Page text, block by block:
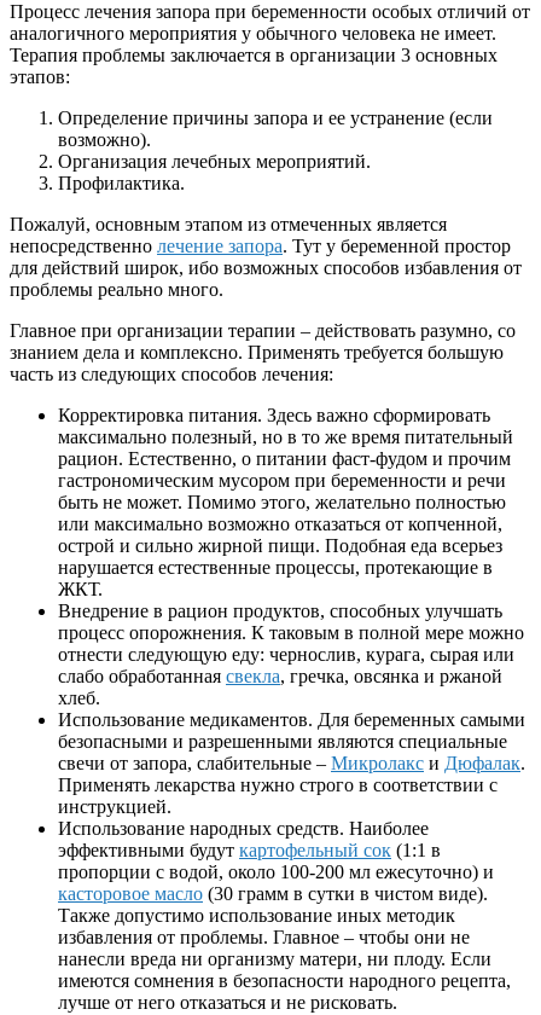
Процесс лечения запора при беременности особых отличий от
аналогичного мероприятия у обычного человека не имеет.
Терапия проблемы заключается в организации 3 основных
этапов:
Определение причины запора и ее устранение (если
возможно).
Организация лечебных мероприятий.
Профилактика.
Пожалуй, основным этапом из отмеченных является
непосредственно лечение запора. Тут у беременной простор
для действий широк, ибо возможных способов избавления от
проблемы реально много.
Главное при организации терапии – действовать разумно, со
знанием дела и комплексно. Применять требуется большую
часть из следующих способов лечения:
Корректировка питания. Здесь важно сформировать
максимально полезный, но в то же время питательный
рацион. Естественно, о питании фаст-фудом и прочим
гастрономическим мусором при беременности и речи
быть не может. Помимо этого, желательно полностью
или максимально возможно отказаться от копченной,
острой и сильно жирной пищи. Подобная еда всерьез
нарушается естественные процессы, протекающие в
ЖКТ.
Внедрение в рацион продуктов, способных улучшать
процесс опорожнения. К таковым в полной мере можно
отнести следующую еду: чернослив, курага, сырая или
слабо обработанная свекла, гречка, овсянка и ржаной
хлеб.
Использование медикаментов. Для беременных самыми
безопасными и разрешенными являются специальные
свечи от запора, слабительные – Микролакс и Дюфалак.
Применять лекарства нужно строго в соответствии с
инструкцией.
Использование народных средств. Наиболее
эффективными будут картофельный сок (1:1 в
пропорции с водой, около 100-200 мл ежесуточно) и
касторовое масло (30 грамм в сутки в чистом виде).
Также допустимо использование иных методик
избавления от проблемы. Главное – чтобы они не
нанесли вреда ни организму матери, ни плоду. Если
имеются сомнения в безопасности народного рецепта,
лучше от него отказаться и не рисковать.